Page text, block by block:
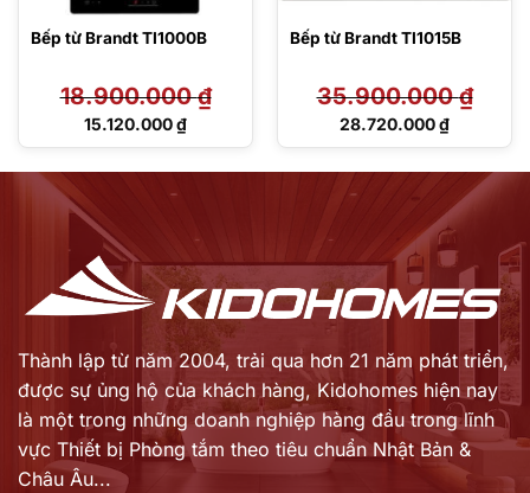
Bếp từ Brandt TI1000B
18.900.000₫
Giá
15.120.000₫
Giá
Bếp từ Brandt TI1015B
35.900.000₫
Giá
35.900.000 ₫.
28.720.000₫
Giá
28.720.000 ₫.
Thành lập từ năm 2004, trải qua hơn 21 năm phát triển,
được sự ủng hộ của khách hàng, Kidohomes hiện nay
là một trong những doanh nghiệp hàng đầu trong lĩnh
vực Thiết bị Phòng tắm theo tiêu chuẩn Nhật Bản &
Châu Âu...